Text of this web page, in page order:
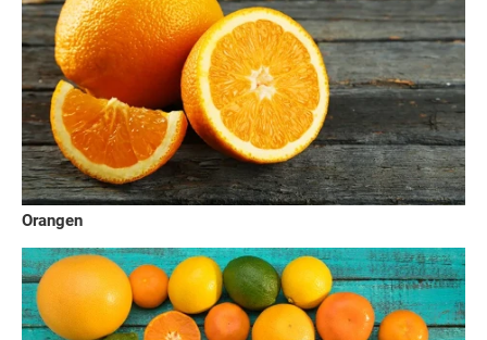
Orangen